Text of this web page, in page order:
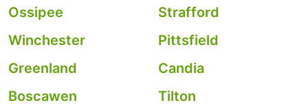
Ossipee
Strafford
Winchester
Pittsfield
Greenland
Candia
Boscawen
Tilton